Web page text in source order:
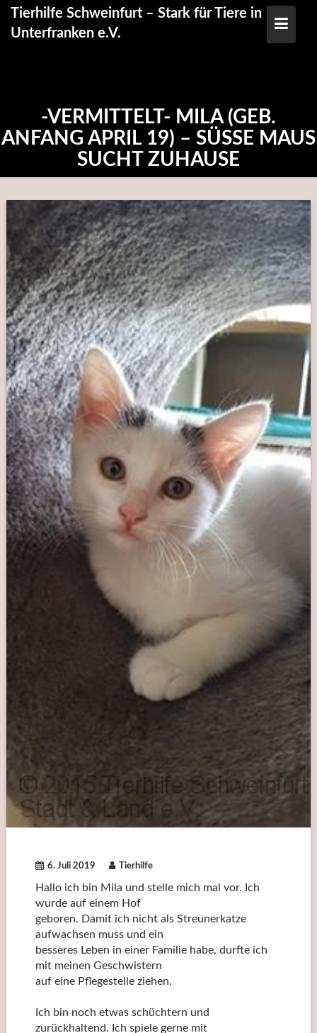
Skip
content
Tierhilfe Schweinfurt – Stark für Tiere in
Unterfranken e.V.
-VERMITTELT- MILA (GEB.
ANFANG APRIL 19) – SÜSSE MAUS S
UCHT ZUHAUSE
6. Juli 2019 Tierhilfe
Hallo ich bin Mila und stelle mich mal vor. Ich
wurde auf einem Hof
geboren. Damit ich nicht als Streunerkatze
aufwachsen muss und ein
besseres Leben in einer Familie habe, durfte ich
mit meinen Geschwistern
auf eine Pflegestelle ziehen.
Ich bin noch etwas schüchtern und
zurückhaltend. Ich spiele gerne mit